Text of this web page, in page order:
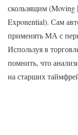
скользящим (Moving
Exponential). Сам
применять МА с
Используя в
помнить, что
на старших